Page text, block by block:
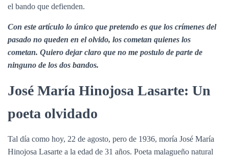
el bando que defienden.
Con este artículo lo único que pretendo es que los crímenes del
pasado no queden en el olvido, los cometan quienes los
cometan. Quiero dejar claro que no me postulo de parte de
ninguno de los dos bandos.
José María Hinojosa Lasarte: Un
poeta olvidado
Tal día como hoy, 22 de agosto, pero de 1936, moría José María
Hinojosa Lasarte a la edad de 31 años. Poeta malagueño natural